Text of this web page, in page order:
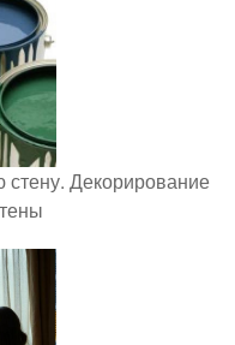
Декорирование